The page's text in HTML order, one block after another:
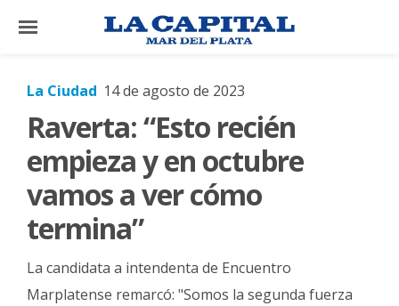
×
El
Mundo
La
Cultura
La Ciudad 14 de agosto de 2023
Raverta: “Esto recién
empieza y en octubre
vamos a ver cómo
termina”
La candidata a intendenta de Encuentro
Marplatense remarcó: "Somos la segunda fuerza